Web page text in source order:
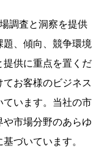
調査と洞察を提供
、傾向、競争環境
供に重点を置くだ
お客様のビジネス
ています。当社の市
市場分野のあらゆ
づいています。